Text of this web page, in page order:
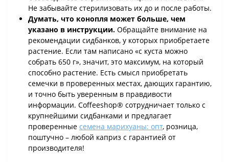
Не забывайте стерилизовать их до и после работы.
Думать, что конопля может больше, чем
указано в инструкции. Обращайте внимание на
рекомендации сидбанков, у которых приобретаете
растение. Если там написано «с куста можно
собрать 650 г», значит, это максимум, на который
способно растение. Есть смысл приобретать
семечки в проверенных местах, дающих гарантию,
и точно быть уверенным в правдивости
информации. Coffeeshop® сотрудничает только с
крупнейшими сидбанками и предлагает
проверенные семена марихуаны: опт, розница,
поштучно – любой каприз с гарантией от
производителя!